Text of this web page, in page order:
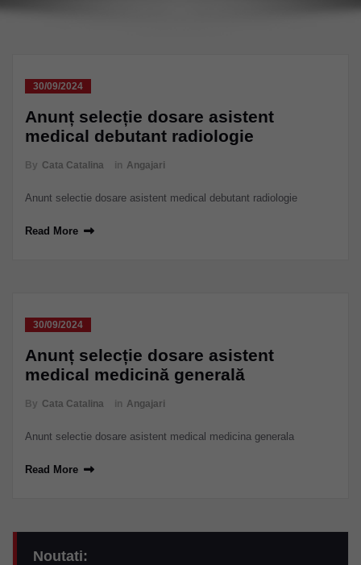
30/09/2024
Anunț selecție dosare asistent
medical debutant radiologie
By Cata Catalina in Angajari
Anunt selectie dosare asistent medical debutant radiologie
Read More
30/09/2024
Anunț selecție dosare asistent
medical medicină generală
By Cata Catalina in Angajari
Anunt selectie dosare asistent medical medicina generala
Read More
Noutati: